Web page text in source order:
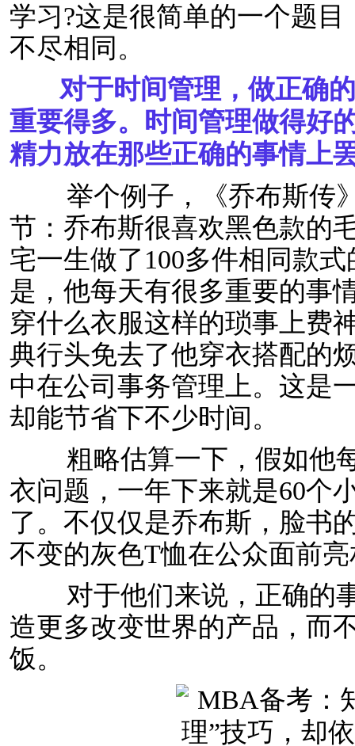
学习?这是很简单的一个题
不尽相同。
对于时间管理，做正确的
重要得多。时间管理做得好
精力放在那些正确的事情上
举个例子，《乔布斯传》
节：乔布斯很喜欢黑色款的
宅一生做了100多件相同款
是，他每天有很多重要的事
穿什么衣服这样的琐事上费
典行头免去了他穿衣搭配的
中在公司事务管理上。这是
却能节省下不少时间。
粗略估算一下，假如他每
衣问题，一年下来就是60
了。不仅仅是乔布斯，脸书
不变的灰色T恤在公众面前
对于他们来说，正确的事
造更多改变世界的产品，而
饭。